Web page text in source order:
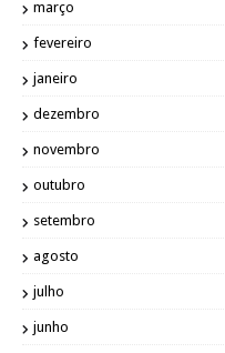
março
fevereiro
janeiro
dezembro
novembro
outubro
setembro
agosto
julho
junho